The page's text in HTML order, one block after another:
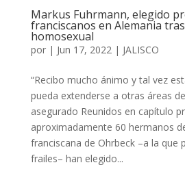
Markus Fuhrmann, elegido
franciscanos en Alemania
homosexual
por | Jun 17, 2022| JALISCO
“Recibo mucho ánimo y tal vez
pueda extenderse a otras áreas
asegurado Reunidos en capítulo
aproximadamente 60 hermanos
franciscana de Ohrbeck –a la que
frailes– han elegido...